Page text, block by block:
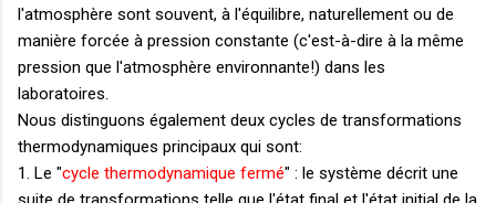
l'atmosphère sont souvent, à l'équilibre, naturellement ou de
manière forcée à pression constante (c'est-à-dire à la même
pression que l'atmosphère environnante!) dans les
laboratoires.
Nous distinguons également deux cycles de transformations
thermodynamiques principaux qui sont:
1. Le "cycle thermodynamique fermé" : le système décrit une